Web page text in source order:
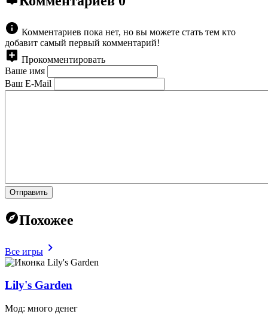
Комментариев пока нет, но вы можете стать тем кто
добавит самый первый комментарий!
Прокомментировать
Ваше имя
Ваш E-Mail
Отправить
Похожее
Все игры
Lily's Garden
Мод: много денег